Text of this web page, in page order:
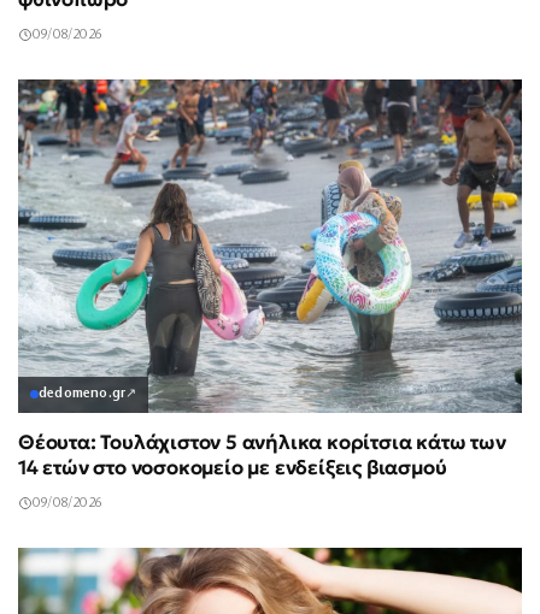
09/08/2026
dedomeno.gr↗
Θέουτα: Τουλάχιστον 5 ανήλικα κορίτσια κάτω των
14 ετών στο νοσοκομείο με ενδείξεις βιασμού
09/08/2026